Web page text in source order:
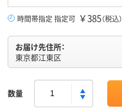
時間帯指定 指定可 ￥385（税込）
お届け先住所：
東京都江東区
数量